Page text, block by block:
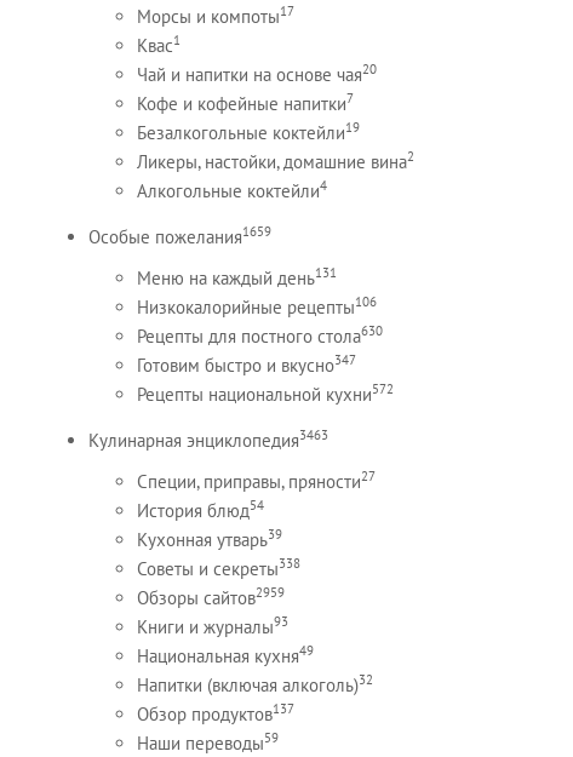
Морсы и компоты17
Квас1
Чай и напитки на основе чая20
Кофе и кофейные напитки7
Безалкогольные коктейли19
Ликеры, настойки, домашние вина2
Алкогольные коктейли4
Особые пожелания1659
Меню на каждый день131
Низкокалорийные рецепты106
Рецепты для постного стола630
Готовим быстро и вкусно347
Рецепты национальной кухни572
Кулинарная энциклопедия3463
Специи, приправы, пряности27
История блюд54
Кухонная утварь39
Советы и секреты338
Обзоры сайтов2959
Книги и журналы93
Национальная кухня49
Напитки (включая алкоголь)32
Обзор продуктов137
Наши переводы59